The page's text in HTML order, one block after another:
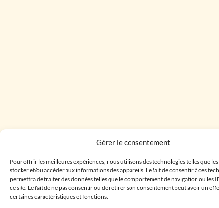
Gérer le consentement
Pour offrir les meilleures expériences, nous utilisons des technologies telles que
stocker et/ou accéder aux informations des appareils. Le fait de consentir à ces
permettra de traiter des données telles que le comportement de navigation ou les
ce site. Le fait de ne pas consentir ou de retirer son consentement peut avoir un
certaines caractéristiques et fonctions.